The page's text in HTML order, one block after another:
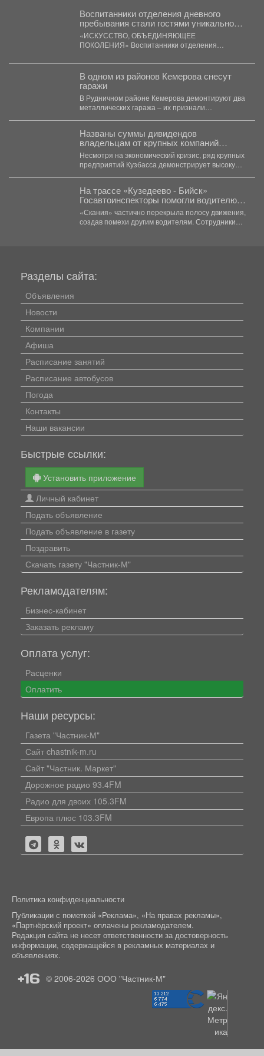
Воспитанники отделения дневного
пребывания стали гостями уникальной
художественной выставки.
«ИСКУССТВО, ОБЪЕДИНЯЮЩЕЕ
ПОКОЛЕНИЯ» Воспитанники отделения
художественной выставки. Для ребят...
В одном из районов Кемерова снесут
гаражи
В Рудничном районе Кемерова демонтируют два
металлических гаража – их признали
Названы суммы дивидендов
владельцам от крупных компаний
Кузбасса
Несмотря на экономический кризис, ряд крупных
предприятий Кузбасса демонстрирует высокую
На трассе «Кузедеево - Бийск»
Госавтоинспекторы помогли водителю
застрявшего в кювете грузовика.
«Скания» частично перекрыла полосу движения,
создав помехи другим водителям. Сотрудники
Разделы сайта:
Объявления
Новости
Компании
Афиша
Расписание занятий
Расписание автобусов
Погода
Контакты
Наши вакансии
Быстрые ссылки:
Установить приложение
Личный кабинет
Подать объявление
Подать объявление в газету
Поздравить
Скачать газету "Частник-М"
Рекламодателям:
Бизнес-кабинет
Заказать рекламу
Оплата услуг:
Расценки
Оплатить
Наши ресурсы:
Газета "Частник-М"
Сайт chastnik-m.ru
Сайт "Частник. Маркет"
Дорожное радио 93.4FM
Радио для двоих 105.3FM
Европа плюс 103.3FM
Политика конфиденциальности
Публикации с пометкой «Реклама», «На правах рекламы»,
«Партнёрский проект» оплачены рекламодателем.
Редакция сайта не несет ответственности за достоверность
информации, содержащейся в рекламных материалах и
объявлениях.
+16 © 2006-2026 ООО "Частник-М"